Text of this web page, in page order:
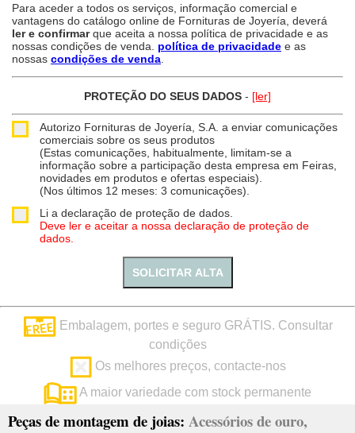
Para aceder a todos os serviços, informação comercial e
vantagens do catálogo online de Fornituras de Joyería, deverá
ler e confirmarque aceita a nossa política de privacidade e as
nossas condições de venda. política de privacidade e as
nossas condições de venda
PROTEÇÃO DO SEUS DADOS - [ler]
Autorizo Fornituras de Joyería, S.A. a enviar comunicações
comerciais sobre os seus produtos
(Estas comunicações, habitualmente, limitam-se a
informação sobre a participação desta empresa em Feiras,
novidades em produtos e ofertas especiais).
(Nos últimos 12 meses: 3 comunicações).
Li a declaração de proteção de dados.
Deve ler e aceitar a nossa declaração de proteção de
dados.
SOLICITAR ALTA
Embalagem, portes e seguro GRÁTIS. Consultar
condições
Os melhores preços, contacte-nos
A maior variedade com stock permanente
Peças de montagem de joias: Acessórios de ouro,